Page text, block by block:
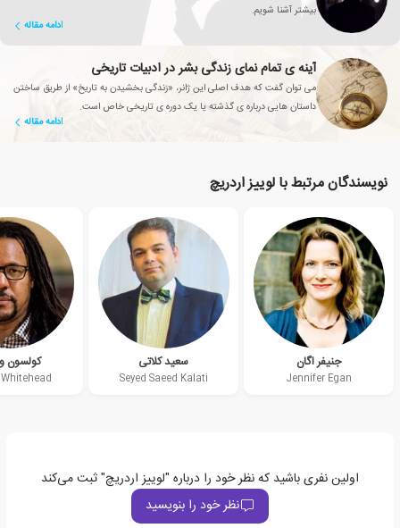
بیشتر آشنا شویم.
ادامه مقاله
آینه ی تمام نمای زندگی بشر در ادبیات تاریخی
می توان گفت که هدف اصلی این ژانر، «زندگی بخشیدن به تاریخ» از طریق ساختن
داستان هایی درباره ی گذشته یا یک دوره ی تاریخی خاص است.
ادامه مقاله
نویسندگان مرتبط با لوییز اردریچ
جنیفر اگان
Jennifer Egan
سعید کلاتی
Seyed Saeed Kalati
کولسون
اولین نفری باشید که نظر خود را درباره "لوییز اردریچ" ثبت می‌کند
نظر خود را بنویسید